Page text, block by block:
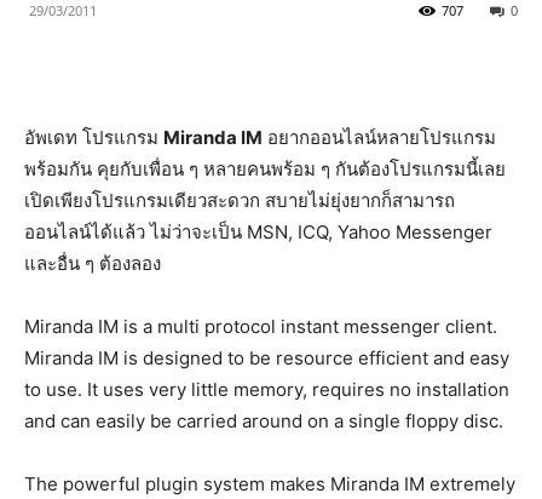
29/03/2011 0
707
อัพเดท โปรแกรม Miranda IM อยากออนไลน์หลายโปรแกรม
พร้อมกัน คุยกับเพื่อน ๆ หลายคนพร้อม ๆ กันต้องโปรแกรมนี้เลย
เปิดเพียงโปรแกรมเดียวสะดวก สบายไม่ยุ่งยากก็สามารถ
ออนไลน์ได้แล้ว ไม่ว่าจะเป็น MSN, ICQ, Yahoo Messenger
และอื่น ๆ ต้องลอง
Miranda IM is a multi protocol instant messenger client.
Miranda IM is designed to be resource efficient and easy
to use. It uses very little memory, requires no installation
and can easily be carried around on a single floppy disc.
The powerful plugin system makes Miranda IM extremely